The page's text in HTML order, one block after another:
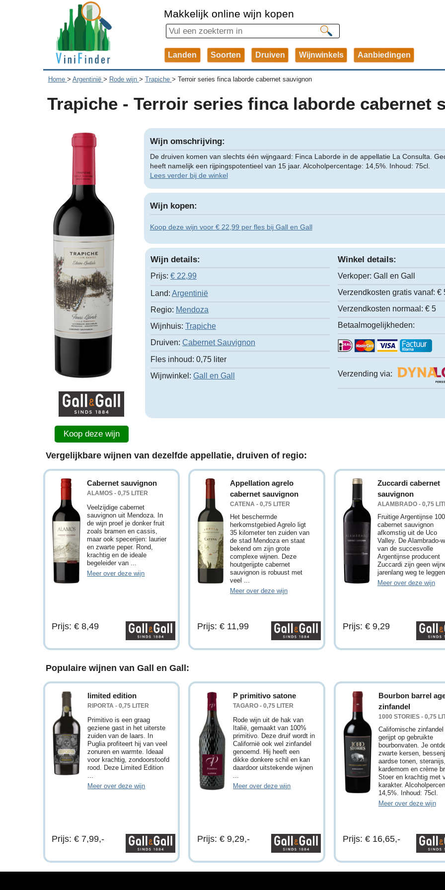
Makkelijk online wijn kopen
Landen Soorten Druiven Wijnwinkels Aanbiedingen
Home > Argentinië > Rode wijn > Trapiche > Terroir series finca laborde cabernet sauvignon
Trapiche - Terroir series finca laborde cabernet
Koop deze wijn
Wijn omschrijving:
De druiven komen van slechts één wijngaard: Finca Laborde in de appellatie La Consulta.
heeft namelijk een rijpingspotentieel van 15 jaar. Alcoholpercentage: 14,5%. Inhoud: 75cl.
Lees verder bij de winkel
Wijn kopen:
Koop deze wijn voor € 22,99 per fles bij Gall en Gall
Wijn details:
Prijs: € 22,99
Land: Argentinië
Regio: Mendoza
Wijnhuis: Trapiche
Druiven: Cabernet Sauvignon
Fles inhoud: 0,75 liter
Wijnwinkel: Gall en Gall
Winkel details:
Verkoper: Gall en Gall
Verzendkosten gratis vanaf: €
Verzendkosten normaal: € 5
Betaalmogelijkheden:
Verzending via:
Vergelijkbare wijnen van dezelfde appellatie, druiven of regio:
Cabernet sauvignon
ALAMOS - 0,75 LITER
Veelzijdige cabernet
sauvignon uit Mendoza. In
de wijn proef je donker fruit
zoals bramen en cassis,
maar ook specerijen: laurier
en zwarte peper. Rond,
krachtig en de ideale
begeleider van ...
Meer over deze wijn
Prijs: € 8,49
Appellation agrelo
cabernet sauvignon
CATENA - 0,75 LITER
Het beschermde
herkomstgebied Agrelo ligt
35 kilometer ten zuiden van
de stad Mendoza en staat
bekend om zijn grote
complexe wijnen. Deze
houtgerijpte cabernet
sauvignon is robuust met
veel ...
Meer over deze wijn
Prijs: € 11,99
Zuccardi cabernet
sauvignon
ALAMBRADO - 0,75
Fruitige Argentijnse
cabernet sauvignon
afkomstig uit de Uco
Valley. De Alambrado-
van de succesvolle
Argentijnse producent
Zuccardi zijn geen
jarenlang weg te
Meer over deze wijn
Prijs: € 9,29
Populaire wijnen van Gall en Gall:
limited edition
RIPORTA - 0,75 LITER
Primitivo is een graag
geziene gast in het uiterste
zuiden van de laars. In
Puglia profiteert hij van veel
zonuren en warmte. Ideaal
voor krachtig, zondoorstoofd
rood. Deze Limited Edition
Meer over deze wijn
Prijs: € 7,99,-
P primitivo satone
TAGARO - 0,75 LITER
Rode wijn uit de hak van
Italië, gemaakt van 100%
primitivo. Deze druif wordt in
Californië ook wel zinfandel
genoemd. Hij heeft een
dikke donkere schil en kan
daardoor uitstekende wijnen
Meer over deze wijn
Prijs: € 9,29,-
Bourbon barrel
zinfandel
1000 STORIES - 0,75
Californische zinfandel
gerijpt op gebruikte
bourbonvaten. Je
zwarte kersen,
aardse tonen,
kardemom en crème
Stoer en krachtig met
karakter.
14,5%. Inhoud: 75cl.
Meer over deze wijn
Prijs: € 16,65,-